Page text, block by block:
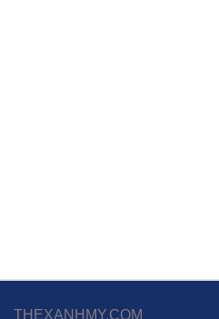
THEXANHMY.COM